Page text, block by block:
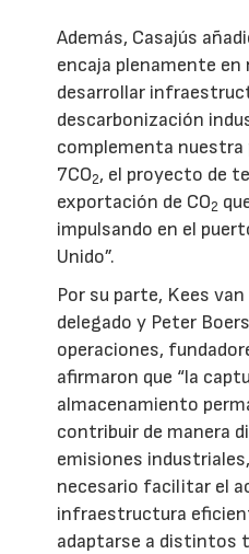
Además, Casajús
encaja plenamente
desarrollar
descarbonización
complementa nuestra
7CO2, el proyecto de
exportación de CO2
impulsando en el
Unido”.
Por su parte, Kees
delegado y Peter
operaciones,
afirmaron que “la
almacenamiento
contribuir de manera
emisiones
necesario facilitar el
infraestructura
adaptarse a distintos